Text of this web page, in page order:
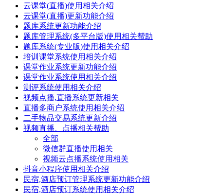
云课堂(直播)使用相关介绍
云课堂(直播)更新功能介绍
题库系统更新功能介绍
题库管理系统(多平台版)使用相关帮助
题库系统(专业版)使用相关介绍
培训课堂系统使用相关介绍
课堂作业系统更新功能介绍
课堂作业系统使用相关介绍
测评系统使用相关介绍
视频点播,直播系统更新相关
直播多商户系统使用相关介绍
二手物品交易系统更新介绍
视频直播、点播相关帮助
全部
微信群直播使用相关
视频云点播系统使用相关
抖音小程序使用相关介绍
民宿,酒店预订管理系统更新功能介绍
民宿,酒店预订系统使用相关介绍